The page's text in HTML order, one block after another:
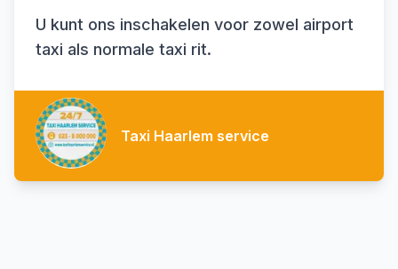
U kunt ons inschakelen voor zowel airport
taxi als normale taxi rit.
Taxi Haarlem service